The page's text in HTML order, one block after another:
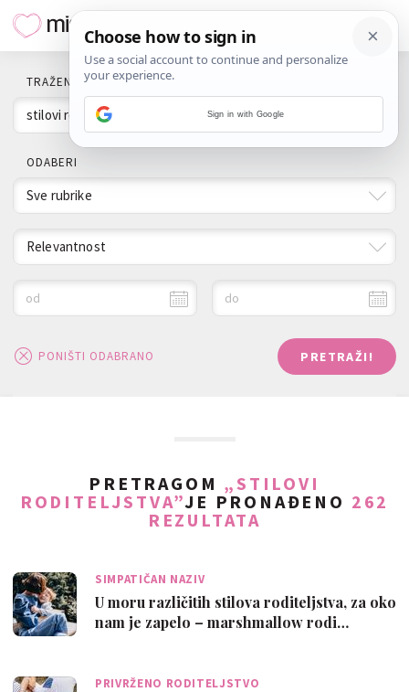
TRAŽENI POJAM
ODABERI
Sve rubrike
Relevantnost
od do
PONIŠTI ODABRANO PRETRAŽI!
PRETRAGOM „STILOVI
RODITELJSTVA”JE PRONAĐENO 262
REZULTATA
SIMPATIČAN NAZIV
U moru različitih stilova roditeljstva, za oko
nam je zapelo – marshmallow rodi…
PRIVRŽENO RODITELJSTVO
Sign in with Google